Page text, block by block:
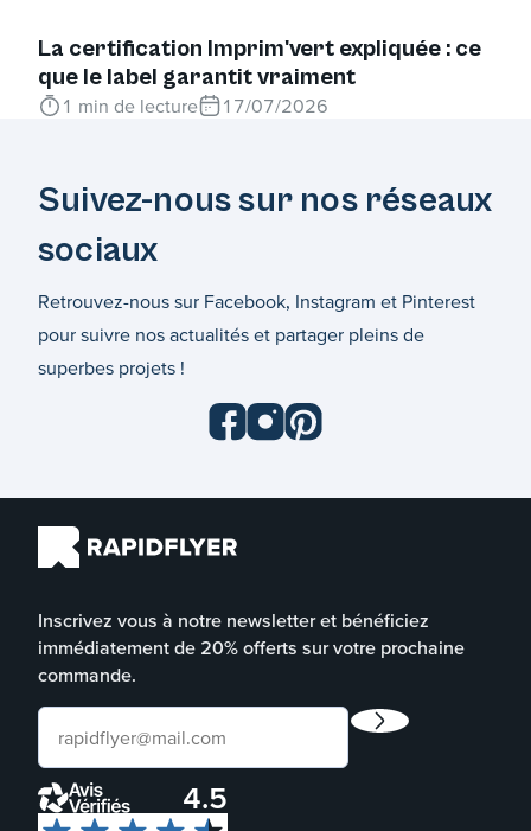
La certification Imprim'vert expliquée : ce
que le label garantit vraiment
1 min de lecture 17/07/2026
Suivez-nous sur nos réseaux
sociaux
Retrouvez-nous sur Facebook, Instagram et Pinterest
pour suivre nos actualités et partager pleins de
superbes projets !
Inscrivez vous à notre newsletter et bénéficiez
immédiatement de 20% offerts sur votre prochaine
commande.
4.5